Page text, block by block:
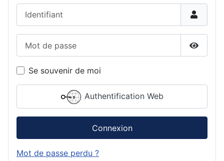
Se souvenir de moi
Authentification Web
Connexion
Mot de passe perdu ?